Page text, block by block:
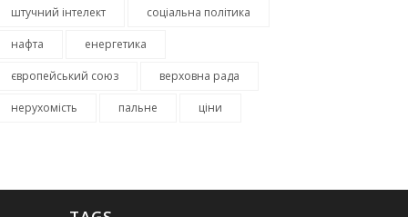
штучний інтелект соціальна політика
нафта енергетика
європейський союз верховна рада
нерухомість пальне ціни